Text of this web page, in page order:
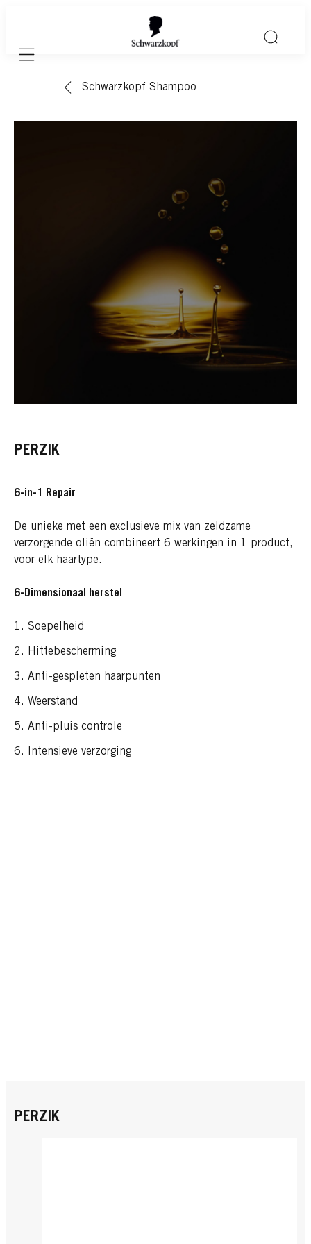
Mobile navigation
Schwarzkopf Shampoo
PERZIK
6-in-1 Repair
De unieke met een exclusieve mix van zeldzame
verzorgende oliën combineert 6 werkingen in 1 product,
voor elk haartype.
6-Dimensionaal herstel
Soepelheid
Hittebescherming
Anti-gespleten haarpunten
Weerstand
Anti-pluis controle
Intensieve verzorging
PERZIK